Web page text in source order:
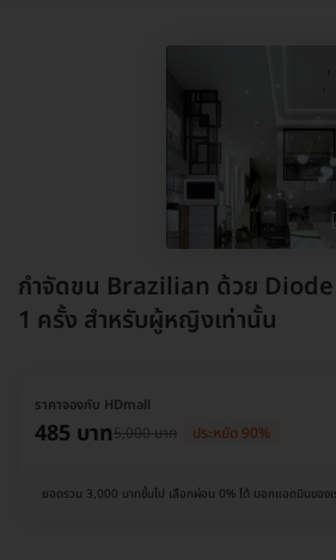
กำจัดขน Brazilian ด้วย
1 ครั้ง สำหรับผู้หญิงเท่านั้น
ราคาจองกับ HDmall
485 บาท5,000 บาท ประหยัด 90%
ยอดรวม 3,000 บาทขึ้นไป เลือกผ่อน 0% ได้ บอกแอดมินของเ